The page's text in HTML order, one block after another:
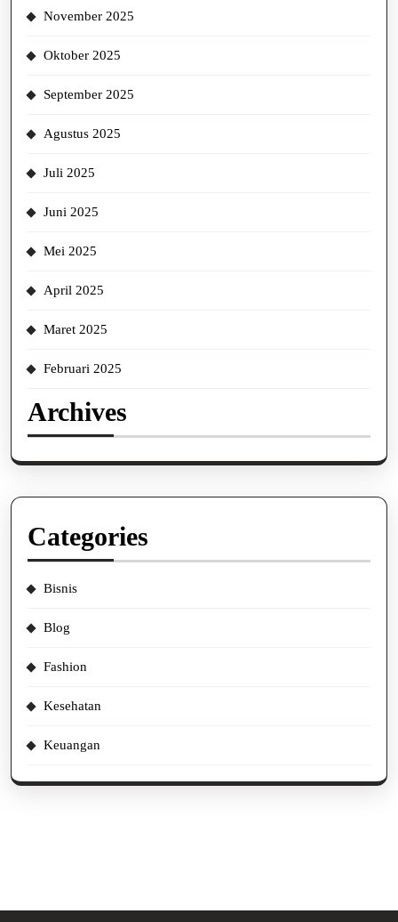
November 2025
Oktober 2025
September 2025
Agustus 2025
Juli 2025
Juni 2025
Mei 2025
April 2025
Maret 2025
Februari 2025
Archives
Categories
Bisnis
Blog
Fashion
Kesehatan
Keuangan